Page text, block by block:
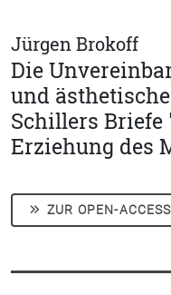
Jürgen Brokoff
Die
und
Schillers Briefe
Erziehung des
ZUR OPEN-